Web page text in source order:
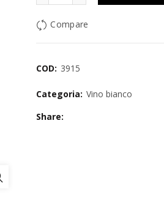
Compare
COD: 3915
Categoria: Vino bianco
Share